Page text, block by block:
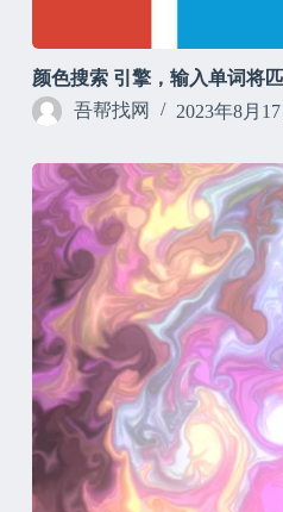
颜色搜索 引擎，输入单词将
吾帮找网
2023年8月17